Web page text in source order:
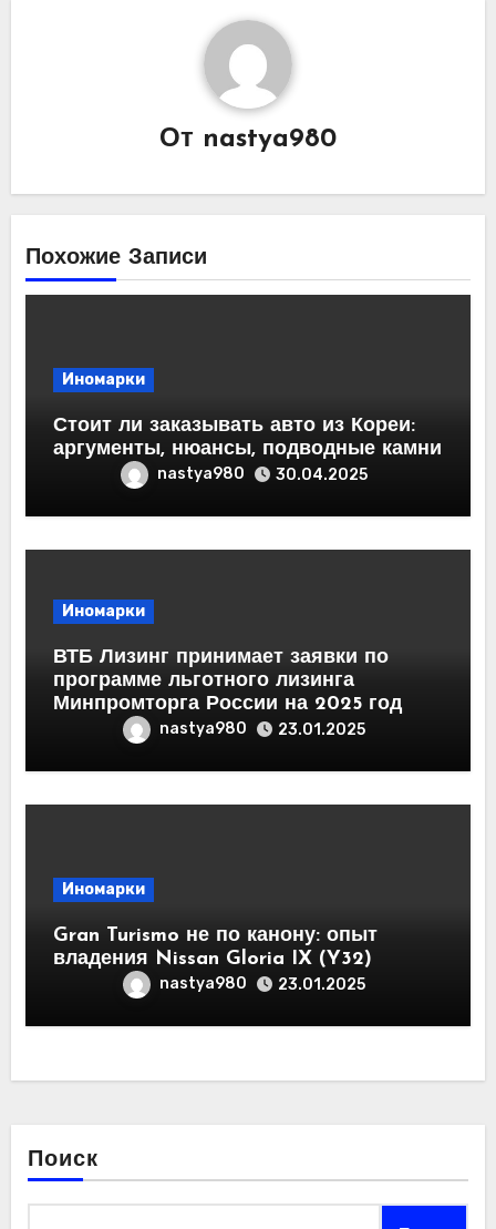
От nastya980
Похожие Записи
Иномарки
Стоит ли заказывать авто из Кореи:
аргументы, нюансы, подводные камни
nastya980 30.04.2025
Иномарки
ВТБ Лизинг принимает заявки по
программе льготного лизинга
Минпромторга России на 2025 год
nastya980 23.01.2025
Иномарки
Gran Turismo не по канону: опыт
владения Nissan Gloria IX (Y32)
nastya980 23.01.2025
Поиск